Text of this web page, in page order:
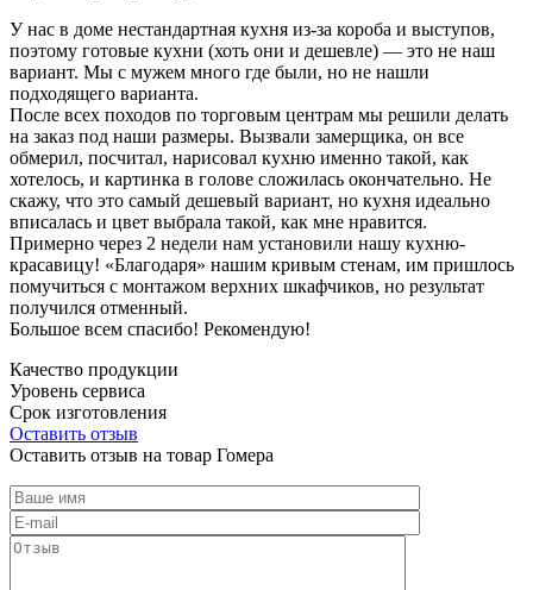
У нас в доме нестандартная кухня из-за короба и выступов,
поэтому готовые кухни (хоть они и дешевле) — это не наш
вариант. Мы с мужем много где были, но не нашли
подходящего варианта.
После всех походов по торговым центрам мы решили делать
на заказ под наши размеры. Вызвали замерщика, он все
обмерил, посчитал, нарисовал кухню именно такой, как
хотелось, и картинка в голове сложилась окончательно. Не
скажу, что это самый дешевый вариант, но кухня идеально
вписалась и цвет выбрала такой, как мне нравится.
Примерно через 2 недели нам установили нашу кухню-
красавицу! «Благодаря» нашим кривым стенам, им пришлось
помучиться с монтажом верхних шкафчиков, но результат
получился отменный.
Большое всем спасибо! Рекомендую!
Качество продукции
Уровень сервиса
Срок изготовления
Оставить отзыв
Оставить отзыв на товар Гомера